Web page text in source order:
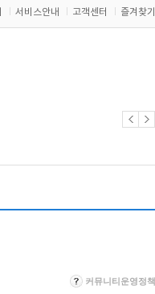
서비스안내 고객센터 즐겨찾기
커뮤니티운영정책